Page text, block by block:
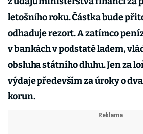
letošního roku. Částka bude
odhaduje rezort. A zatímco
v bankách v podstatě ladem,
obsluha státního dluhu. Jen za
výdaje především za úroky o
korun.